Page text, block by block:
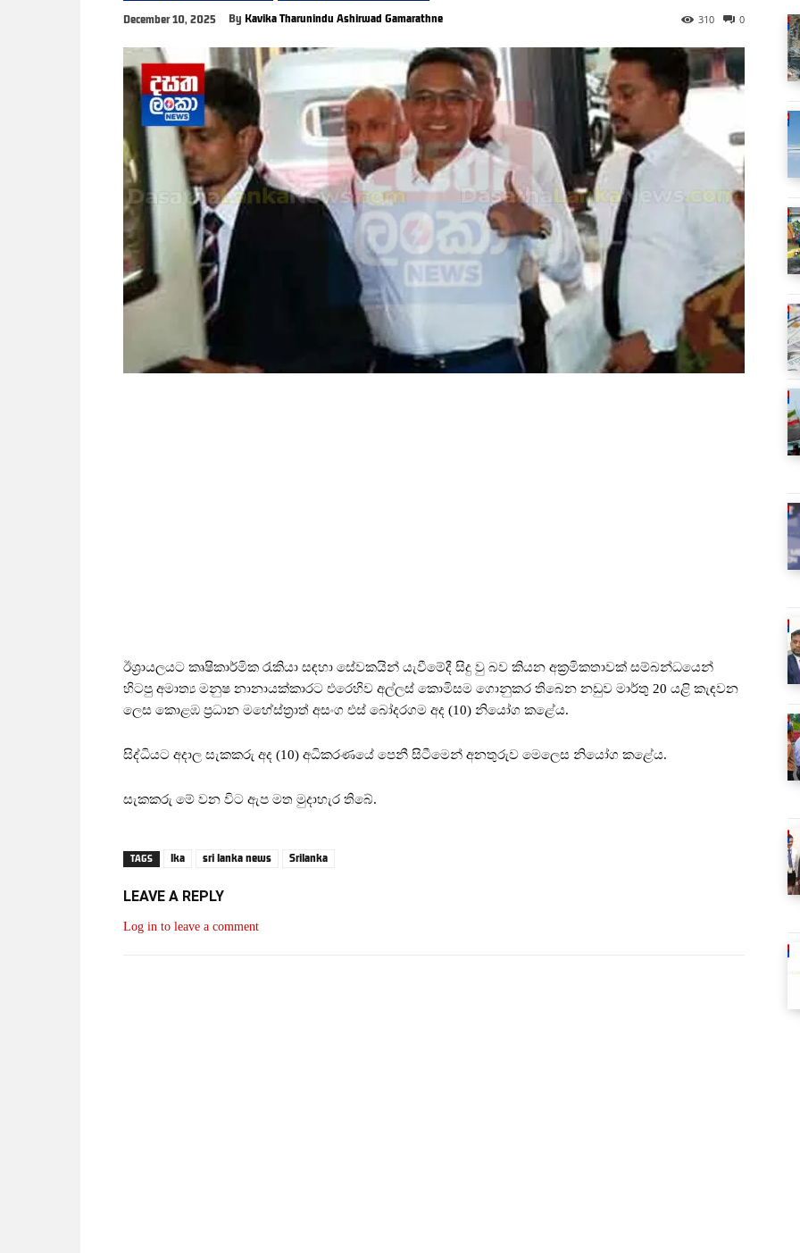
December 10, 2025 By Kavika Tharunindu Ashirwad Gamarathne 0
310
ඊශ්‍රායලයට කෘෂිකාර්මික රැකියා සඳහා සේවකයින් යැවීමේදී සිදු වු බව කියන අක්‍රමිකතාවක් සම්බන්ධයෙන්
හිටපු අමාත්‍ය මනුෂ නානායක්කාරට එරෙහිව අල්ලස් කොමිසම ගොනුකර තිබෙන නඩුව මාර්තු 20 යළි කැඳවන
ලෙස කොළඹ ප්‍රධාන මහේස්ත්‍රාත් අසංග එස් බෝදරගම අද (10) නියෝග කළේය.
සිද්ධියට අදාල සැකකරු අද (10) අධිකරණයේ පෙනී සිටීමෙන් අනතුරුව මෙලෙස නියෝග කළේය.
සැකකරු මේ වන විට ඇප මත මුදාහැර තිබේ.
TAGS lka sri lanka news Srilanka
LEAVE A REPLY
Log in to leave a comment